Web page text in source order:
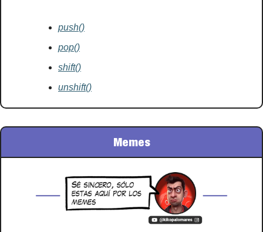
push()
pop()
shift()
unshift()
Memes